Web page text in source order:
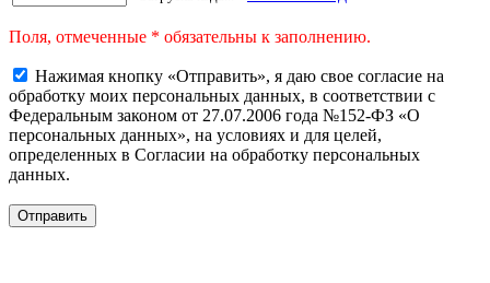
Поля, отмеченные * обязательны к заполнению.
Нажимая кнопку «Отправить», я даю свое согласие на
обработку моих персональных данных, в соответствии с
Федеральным законом от 27.07.2006 года №152-ФЗ «О
персональных данных», на условиях и для целей,
определенных в Согласии на обработку персональных
данных.